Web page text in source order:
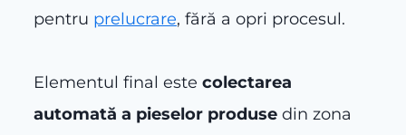
pentru prelucrare, fără a opri procesul.
Elementul final este colectarea
automată a pieselor produse din zona